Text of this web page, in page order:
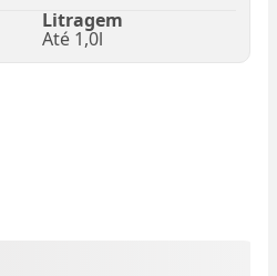
Litragem
Até 1,0l